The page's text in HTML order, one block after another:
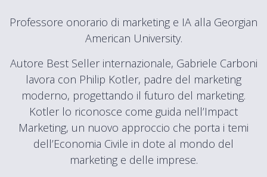
Professore onorario di marketing e IA alla Georgian
American University.
Autore Best Seller internazionale, Gabriele Carboni
lavora con Philip Kotler, padre del marketing
moderno, progettando il futuro del marketing.
Kotler lo riconosce come guida nell’Impact
Marketing, un nuovo approccio che porta i temi
dell’Economia Civile in dote al mondo del
marketing e delle imprese.